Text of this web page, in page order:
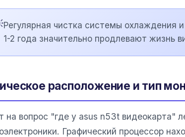
Регулярная чистка системы охлаждения
1-2 года значительно продлевают жизнь
расположение и тип
на вопрос "где у asus n53t видеокарта"
Графический процессор